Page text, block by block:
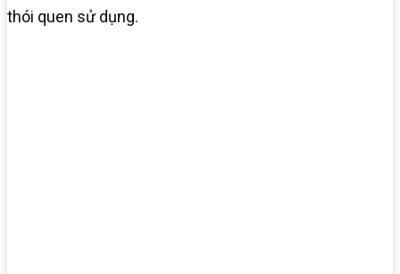
thói quen sử dụng.